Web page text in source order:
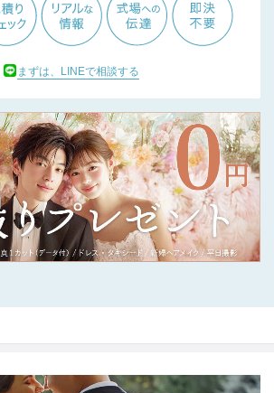
まずは、LINEで相談する